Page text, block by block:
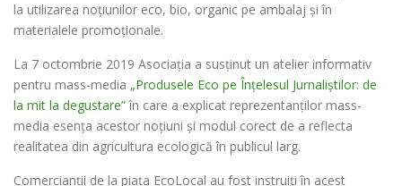
la utilizarea noțiunilor eco, bio, organic pe ambalaj și în
materialele promoționale.
La 7 octombrie 2019 Asociația a susținut un atelier informativ
pentru mass-media „Produsele Eco pe Înțelesul Jurnaliștilor: de
la mit la degustare”în care a explicat reprezentanților mass-
media esența acestor noțiuni și modul corect de a reflecta
realitatea din agricultura ecologică în publicul larg.
Comercianții de la piața EcoLocal au fost instruiți în acest